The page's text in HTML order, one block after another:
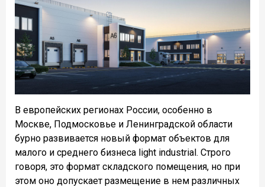
В европейских регионах России, особенно в
Москве, Подмосковье и Ленинградской области
бурно развивается новый формат объектов для
малого и среднего бизнеса light industrial. Строго
говоря, это формат складского помещения, но при
этом оно допускает размещение в нем различных